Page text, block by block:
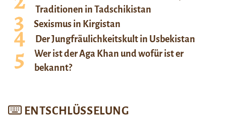
Traditionen in Tadschikistan
Sexismus in Kirgistan
Der Jungfräulichkeitskult in Usbekistan
Wer ist der Aga Khan und wofür ist er
bekannt?
ENTSCHLÜSSELUNG